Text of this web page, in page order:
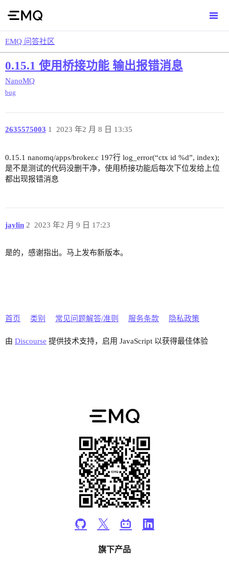
EMQ 问答社区
0.15.1 使用桥接功能 输出报错消息
NanoMQ
bug
2635575003 2023 年2 月 8 日 13:35
1
0.15.1 nanomq/apps/broker.c 197行 log_error(“ctx id %d”, index);
是不是测试的代码没删干净，使用桥接功能后每次下位发给上位
都出现报错消息
jaylin 2023 年2 月 9 日 17:23
2
是的，感谢指出。马上发布新版本。
首页 类别 常见问题解答/准则 服务条款 隐私政策
由 Discourse 提供技术支持，启用 JavaScript 以获得最佳体验
旗下产品